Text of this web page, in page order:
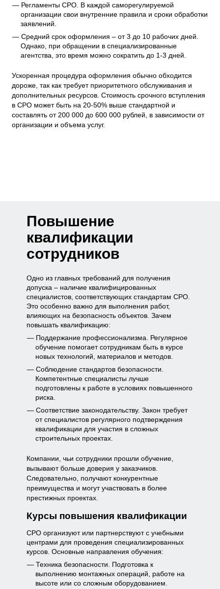
Регламенты СРО. В каждой саморегулируемой
организации свои внутренние правила и сроки обработки
заявлений.
Средний срок оформления – от 3 до 10 рабочих дней.
Однако, при обращении в специализированные
агентства, это время можно сократить до 1-3 дней.
Ускоренная процедура оформления обычно обходится
дороже, так как требует приоритетного обслуживания и
дополнительных ресурсов. Стоимость срочного вступления
в СРО может быть на 20-50% выше стандартной и
составлять от 200 000 до 600 000 рублей, в зависимости от
организации и объема услуг.
Повышение
квалификации
сотрудников
Одно из главных требований для получения
допуска – наличие квалифицированных
специалистов, соответствующих стандартам СРО.
Это особенно важно для выполнения работ,
влияющих на безопасность объектов. Зачем
повышать квалификацию:
Поддержание профессионализма. Регулярное
обучение помогает сотрудникам быть в курсе
новых технологий, материалов и методов.
Соблюдение стандартов безопасности.
Компетентные специалисты лучше
подготовлены к работе в условиях повышенного
риска.
Соответствие законодательству. Закон требует
от специалистов регулярного подтверждения
квалификации для участия в сложных
строительных проектах.
Компании, чьи сотрудники прошли обучение,
вызывают больше доверия у заказчиков.
Следовательно, получают конкурентные
преимущества и могут участвовать в более
престижных проектах.
Курсы повышения квалификации
СРО организуют или партнерствуют с учебными
центрами для проведения специализированных
курсов. Основные направления обучения:
Техника безопасности. Подготовка к
выполнению монтажных операций, работе на
высоте или со сложным оборудованием.